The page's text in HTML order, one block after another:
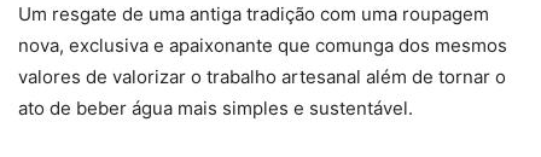
Um resgate de uma antiga tradição com uma roupagem
nova, exclusiva e apaixonante que comunga dos mesmos
valores de valorizar o trabalho artesanal além de tornar o
ato de beber água mais simples e sustentável.